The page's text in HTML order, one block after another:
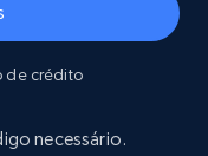
de crédito
necessário.